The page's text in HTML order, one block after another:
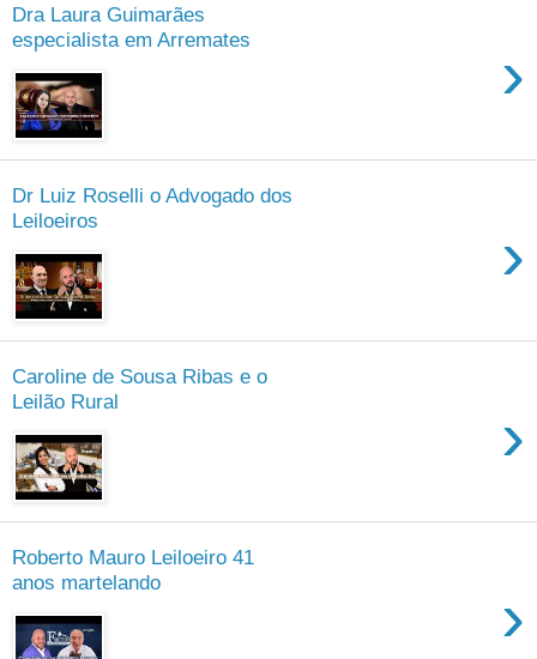
Dra Laura Guimarães
especialista em Arremates
›
Dr Luiz Roselli o Advogado dos
Leiloeiros
›
Caroline de Sousa Ribas e o
Leilão Rural
›
Roberto Mauro Leiloeiro 41
anos martelando
›